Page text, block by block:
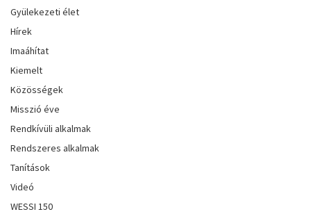
Gyülekezeti élet
Hírek
Imaáhítat
Kiemelt
Közösségek
Misszió éve
Rendkívüli alkalmak
Rendszeres alkalmak
Tanítások
Videó
WESSI 150